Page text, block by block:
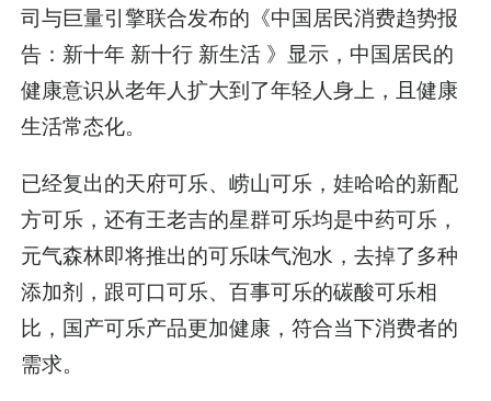
司与巨量引擎联合发布的《中国居民消费趋势报
告：新十年 新十行 新生活 》显示，中国居民的
健康意识从老年人扩大到了年轻人身上，且健康
生活常态化。
已经复出的天府可乐、崂山可乐，娃哈哈的新配
方可乐，还有王老吉的星群可乐均是中药可乐，
元气森林即将推出的可乐味气泡水，去掉了多种
添加剂，跟可口可乐、百事可乐的碳酸可乐相
比，国产可乐产品更加健康，符合当下消费者的
需求。